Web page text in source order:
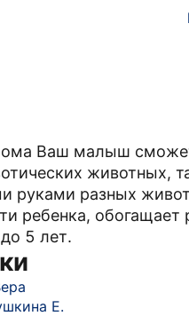
Ваш малыш
животных,
руками разных
ребенка, обогащает
5 лет.
Е.